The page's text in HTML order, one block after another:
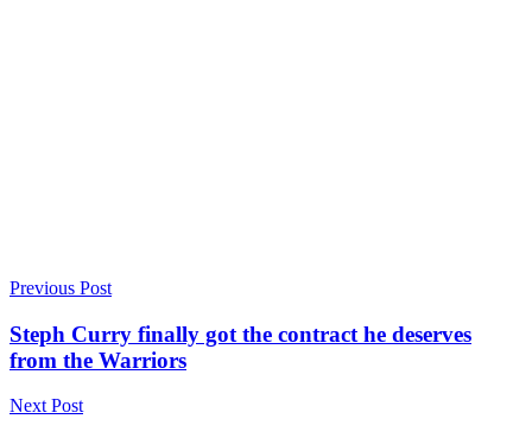
Previous Post
Steph Curry finally got the contract he deserves
from the Warriors
Next Post